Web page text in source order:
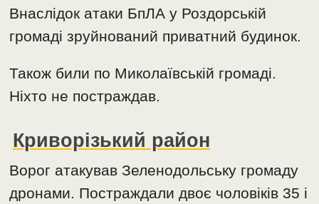
Внаслідок атаки БпЛА у Роздорській
громаді зруйнований приватний будинок.
Також били по Миколаївській громаді.
Ніхто не постраждав.
Криворізький район
Ворог атакував Зеленодольську громаду
дронами. Постраждали двоє чоловіків 35 і